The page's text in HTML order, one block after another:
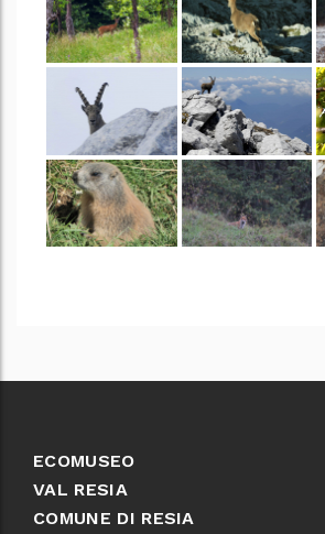
ECOMUSEO
VAL RESIA
COMUNE DI RESIA